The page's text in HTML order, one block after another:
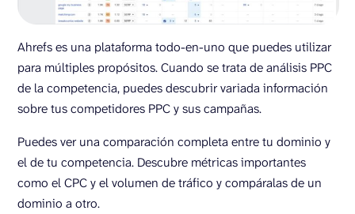
Ahrefs es una plataforma todo-en-uno que puedes utilizar
para múltiples propósitos. Cuando se trata de análisis PPC
de la competencia, puedes descubrir variada información
sobre tus competidores PPC y sus campañas.
Puedes ver una comparación completa entre tu dominio y
el de tu competencia. Descubre métricas importantes
como el CPC y el volumen de tráfico y compáralas de un
dominio a otro.